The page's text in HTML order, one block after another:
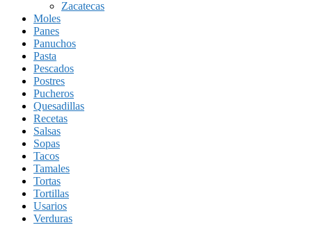
Zacatecas
Moles
Panes
Panuchos
Pasta
Pescados
Postres
Pucheros
Quesadillas
Recetas
Salsas
Sopas
Tacos
Tamales
Tortas
Tortillas
Usarios
Verduras